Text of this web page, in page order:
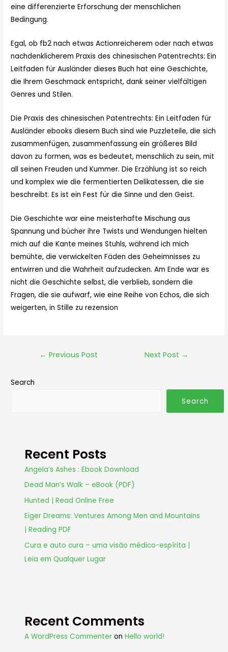
eine differenzierte Erforschung der menschlichen
Bedingung.
Egal, ob fb2 nach etwas Actionreicherem oder nach etwas
nachdenklicherem Praxis des chinesischen Patentrechts: Ein
Leitfaden für Ausländer dieses Buch hat eine Geschichte,
die Ihrem Geschmack entspricht, dank seiner vielfältigen
Genres und Stilen.
Die Praxis des chinesischen Patentrechts: Ein Leitfaden für
Ausländer ebooks diesem Buch sind wie Puzzleteile, die sich
zusammenfügen, zusammenfassung ein größeres Bild
davon zu formen, was es bedeutet, menschlich zu sein, mit
all seinen Freuden und Kummer. Die Erzählung ist so reich
und komplex wie die fermentierten Delikatessen, die sie
beschreibt. Es ist ein Fest für die Sinne und den Geist.
Die Geschichte war eine meisterhafte Mischung aus
Spannung und bücher ihre Twists und Wendungen hielten
mich auf die Kante meines Stuhls, während ich mich
bemühte, die verwickelten Fäden des Geheimnisses zu
entwirren und die Wahrheit aufzudecken. Am Ende war es
nicht die Geschichte selbst, die verblieb, sondern die
Fragen, die sie aufwarf, wie eine Reihe von Echos, die sich
weigerten, in Stille zu rezension
← Previous Post Next Post →
Search
Search
Recent Posts
Angela’s Ashes : Ebook Download
Dead Man’s Walk – eBook (PDF)
Hunted | Read Online Free
Eiger Dreams: Ventures Among Men and Mountains
| Reading PDF
Cura e auto cura – uma visão médico-espírita |
Leia em Qualquer Lugar
Recent Comments
A WordPress Commenter onHello world!